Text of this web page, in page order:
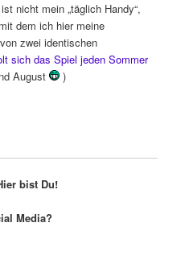
nicht mein „täglich Handy“,
dem ich hier meine
zwei identischen
sich das Spiel jeden Sommer
August
)
bist Du!
Media?